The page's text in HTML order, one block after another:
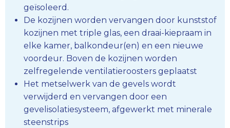
geïsoleerd.
De kozijnen worden vervangen door kunststof
kozijnen met triple glas, een draai-kiepraam in
elke kamer, balkondeur(en) en een nieuwe
voordeur. Boven de kozijnen worden
zelfregelende ventilatieroosters geplaatst
Het metselwerk van de gevels wordt
verwijderd en vervangen door een
gevelisolatiesysteem, afgewerkt met minerale
steenstrips